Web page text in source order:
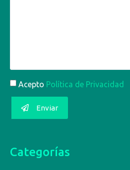
Acepto Política de Privacidad
Enviar
Categorías